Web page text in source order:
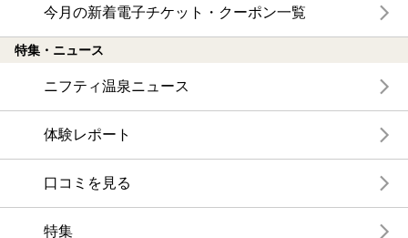
今月の新着電子チケット・クーポン一覧
特集・ニュース
ニフティ温泉ニュース
体験レポート
口コミを見る
特集